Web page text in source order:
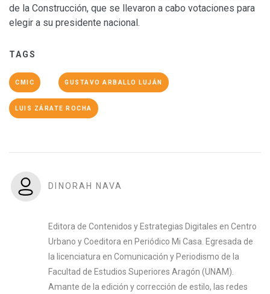
de la Construcción, que se llevaron a cabo votaciones para
elegir a su presidente nacional.
TAGS
CMIC GUSTAVO ARBALLO LUJÁN
LUIS ZÁRATE ROCHA
DINORAH NAVA
Editora de Contenidos y Estrategias Digitales en Centro
Urbano y Coeditora en Periódico Mi Casa. Egresada de
la licenciatura en Comunicación y Periodismo de la
Facultad de Estudios Superiores Aragón (UNAM).
Amante de la edición y corrección de estilo, las redes